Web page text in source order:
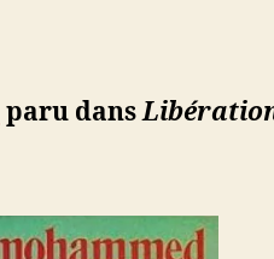
b
paru dans